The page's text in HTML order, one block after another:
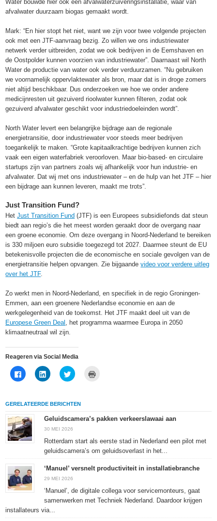
Water bouwde hier ook een afvalwaterzuiveringsinstallatie, waar van
afvalwater duurzaam biogas gemaakt wordt.
Mark: “En hier stopt het niet, want we zijn voor twee volgende projecten
ook met een JTF-aanvraag bezig. Zo willen we ons industriewater
netwerk verder uitbreiden, zodat we ook bedrijven in de Eemshaven en
de Oostpolder kunnen voorzien van industriewater”. Daarnaast wil North
Water de productie van water ook verder verduurzamen. “Nu gebruiken
we voornamelijk oppervlaktewater als bron, maar dat is in droge zomers
niet altijd beschikbaar. Dus onderzoeken we hoe we onder andere
medicijnresten uit gezuiverd rioolwater kunnen filteren, zodat ook
gezuiverd afvalwater geschikt voor industriedoeleinden wordt”.
North Water levert een belangrijke bijdrage aan de regionale
energietransitie, door industriewater voor steeds meer bedrijven
toegankelijk te maken. “Grote kapitaalkrachtige bedrijven kunnen zich
vaak een eigen waterfabriek veroorloven. Maar bio-based- en circulaire
startups zijn van partners zoals wij afhankelijk voor hun industrie- en
afvalwater. Dat wij met ons industriewater – en de hulp van het JTF – hier
een bijdrage aan kunnen leveren, maakt me trots”.
Just Transition Fund?
HetJust Transition Fund (JTF) is een Europees subsidiefonds dat steun
biedt aan regio’s die het meest worden geraakt door de overgang naar
een groene economie. Om deze overgang in Noord-Nederland te bereiken
is 330 miljoen euro subsidie toegezegd tot 2027. Daarmee steunt de EU
betekenisvolle projecten die de economische en sociale gevolgen van de
energietransitie helpen opvangen. Zie bijgaandevideo voor verdere uitleg
over het JTF.
Zo werkt men in Noord-Nederland, en specifiek in de regio Groningen-
Emmen, aan een groenere Nederlandse economie en aan de
werkgelegenheid van de toekomst. Het JTF maakt deel uit van de
Europese Green Deal , het programma waarmee Europa in 2050
klimaatneutraal wil zijn.
Reageren via Social Media
Klik
om
Facebook
(Wordt
een
nieuw
venster
geopend)
Klik
om
delen
(Wordt
een
venster
Klik
om
Twitter
(Wordt
een
venster
nieuw
venster
GERELATEERDE BERICHTEN
Geluidscamera’s pakken verkeerslawaai aan
30 MEI 2026
Rotterdam start als eerste stad in Nederland een pilot met
geluidscamera’s om geluidsoverlast in het...
‘Manuel’ versnelt productiviteit in installatiebranche
29 MEI 2026
‘Manuel’, de digitale collega voor servicemonteurs, gaat
samenwerken met Techniek Nederland. Daardoor krijgen
installateurs via...